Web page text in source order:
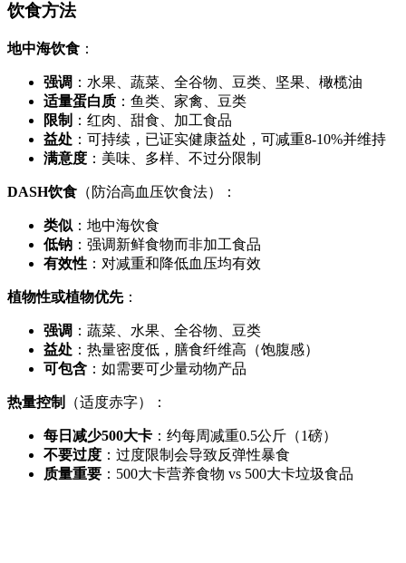
饮食方法
地中海饮食 ：
强调 ：水果、蔬菜、全谷物、豆类、坚果、橄榄油
适量蛋白质 ：鱼类、家禽、豆类
限制 ：红肉、甜食、加工食品
益处 ：可持续，已证实健康益处，可减重8-10%并维持
满意度 ：美味、多样、不过分限制
DASH饮食 （防治高血压饮食法）：
类似 ：地中海饮食
低钠 ：强调新鲜食物而非加工食品
有效性 ：对减重和降低血压均有效
植物性或植物优先：
强调 ：蔬菜、水果、全谷物、豆类
益处 ：热量密度低，膳食纤维高（饱腹感）
可包含 ：如需要可少量动物产品
热量控制 （适度赤字）：
每日减少500大卡 ：约每周减重0.5公斤（1磅）
不要过度 ：过度限制会导致反弹性暴食
质量重要 ：500大卡营养食物 vs 500大卡垃圾食品